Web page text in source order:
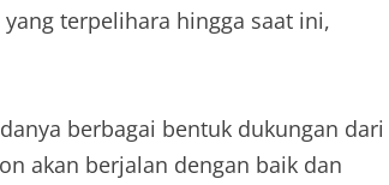
terpelihara hingga saat ini,
berbagai bentuk dukungan dari
akan berjalan dengan baik dan